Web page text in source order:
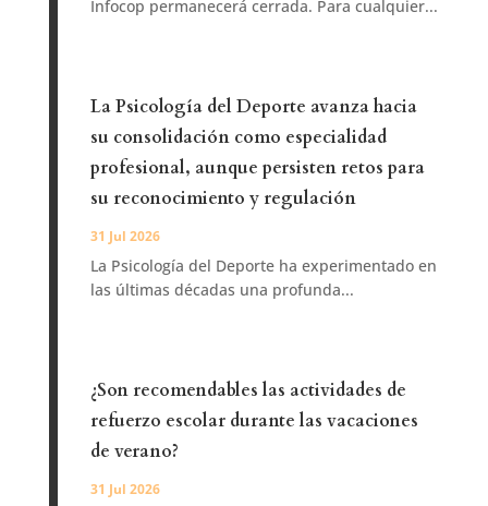
Infocop permanecerá cerrada. Para cualquier...
La Psicología del Deporte avanza hacia
su consolidación como especialidad
profesional, aunque persisten retos para
su reconocimiento y regulación
31 Jul 2026
La Psicología del Deporte ha experimentado en
las últimas décadas una profunda...
¿Son recomendables las actividades de
refuerzo escolar durante las vacaciones
de verano?
31 Jul 2026